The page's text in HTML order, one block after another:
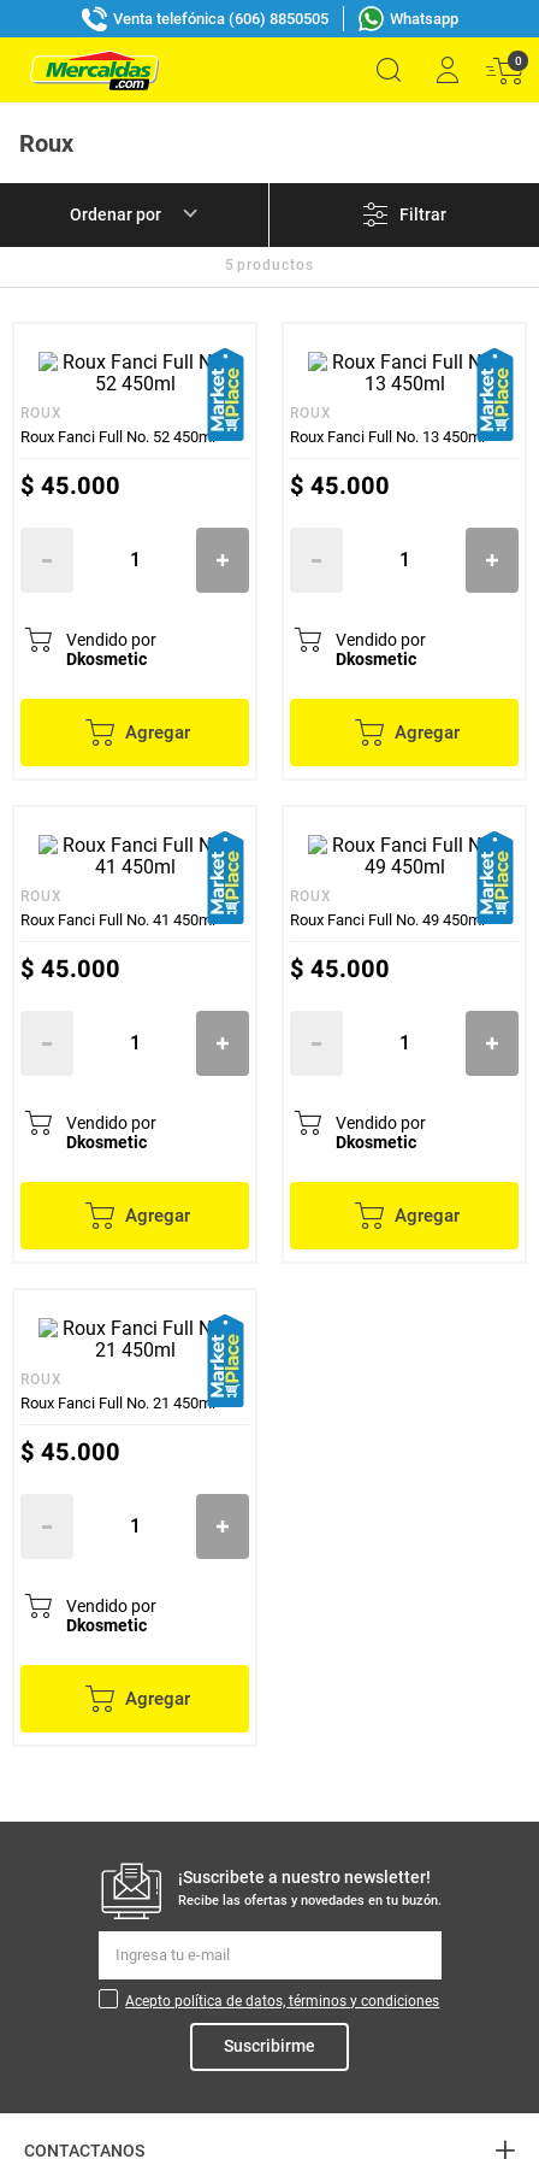
Venta telefónica (606) 8850505 Whatsapp
0
Roux
Filtrar
5 productos
ROUX
Roux Fanci Full No. 52 450ml
$ 45.000
Vendido por
Dkosmetic
Agregar
ROUX
Roux Fanci Full No. 13 450ml
$ 45.000
Vendido por
Dkosmetic
Agregar
ROUX
Roux Fanci Full No. 41 450ml
$ 45.000
Vendido por
Dkosmetic
Agregar
ROUX
Roux Fanci Full No. 49 450ml
$ 45.000
Vendido por
Dkosmetic
Agregar
ROUX
Roux Fanci Full No. 21 450ml
$ 45.000
Vendido por
Dkosmetic
Agregar
¡Suscribete a nuestro newsletter!
Recibe las ofertas y novedades en tu buzón.
Acepto política de datos, términos y condiciones
Suscribirme
CONTACTANOS